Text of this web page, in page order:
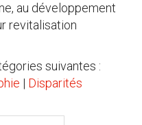
au développement
revitalisation
suivantes :
| Disparités